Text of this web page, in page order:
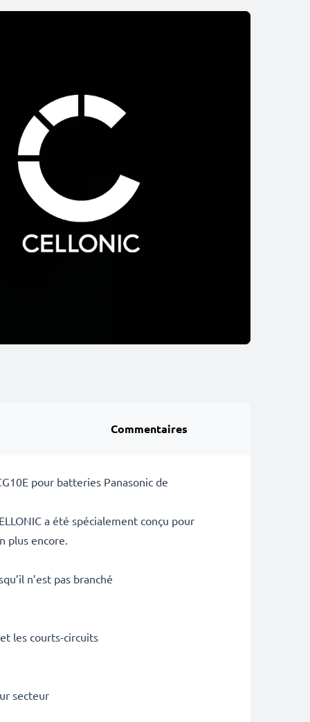
Commentaires
pour batteries Panasonic de
a été spécialement conçu pour
plus encore.
n’est pas branché
les courts-circuits
secteur